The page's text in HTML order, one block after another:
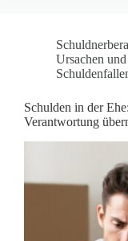
Ursachen
Schulden in der
Verantwortung